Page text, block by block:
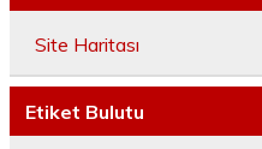
Site Haritası
Etiket Bulutu